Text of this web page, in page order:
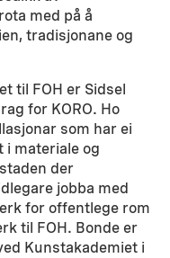
med på å
tradisjonane og
til FOH er Sidsel
for KORO. Ho
som har ei
materiale og
der
jobba med
for offentlege rom
til FOH. Bonde er
Kunstakademiet i